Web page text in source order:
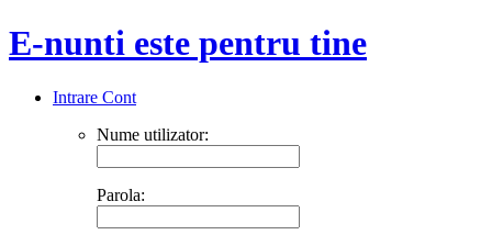
E-nunti este pentru tine
Intrare Cont
Nume utilizator:
Parola: